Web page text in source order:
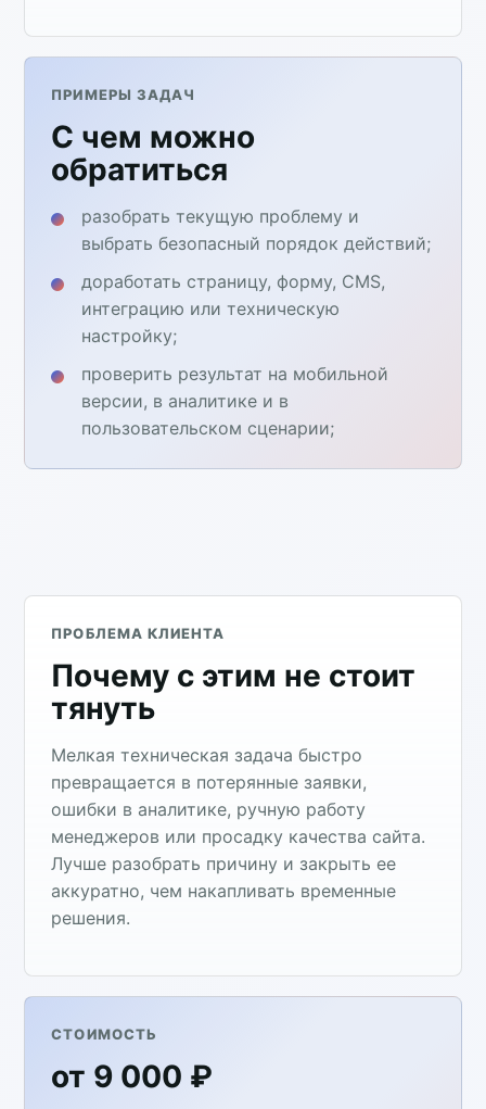
ПРИМЕРЫ ЗАДАЧ
С чем можно
обратиться
разобрать текущую проблему и
выбрать безопасный порядок действий;
доработать страницу, форму, CMS,
интеграцию или техническую
настройку;
проверить результат на мобильной
версии, в аналитике и в
пользовательском сценарии;
ПРОБЛЕМА КЛИЕНТА
Почему с этим не стоит
тянуть
Мелкая техническая задача быстро
превращается в потерянные заявки,
ошибки в аналитике, ручную работу
менеджеров или просадку качества сайта.
Лучше разобрать причину и закрыть ее
аккуратно, чем накапливать временные
решения.
СТОИМОСТЬ
от 9 000 ₽